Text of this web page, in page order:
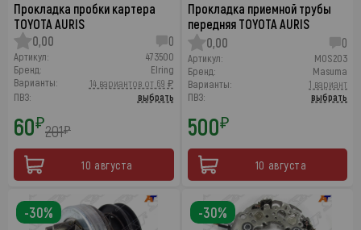
Прокладка пробки картера
TOYOTA AURIS
0,00
0
Артикул:
473500
Бренд:
Elring
Варианты:
14 вариантов от 69 ₽
ПВЗ:
выбрать
60₽201₽
10 августа
Прокладка приемной трубы
передняя TOYOTA AURIS
0,00
0
Артикул:
MOS203
Бренд:
Masuma
Варианты:
1 вариант
ПВЗ:
выбрать
500₽
10 августа
-30% -30%